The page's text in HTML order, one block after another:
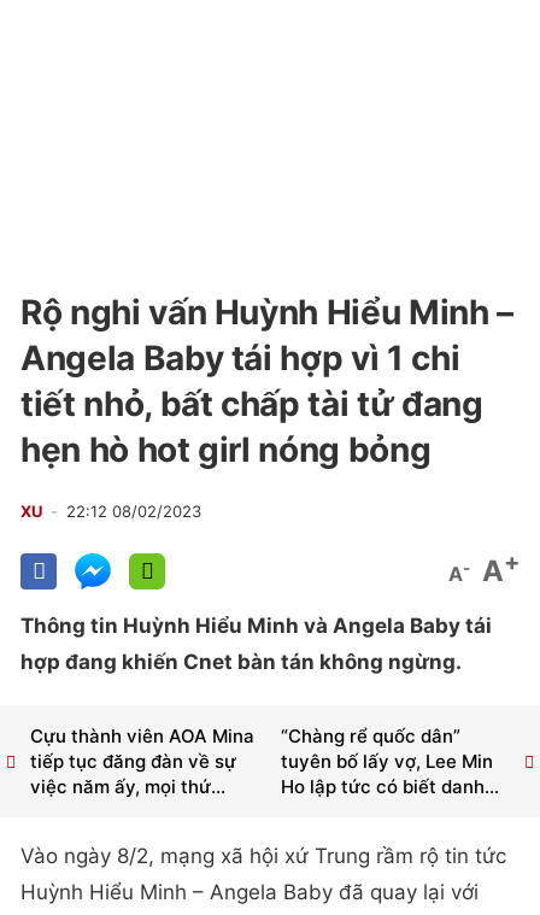
Rộ nghi vấn Huỳnh Hiểu Minh –
Angela Baby tái hợp vì 1 chi
tiết nhỏ, bất chấp tài tử đang
hẹn hò hot girl nóng bỏng
XU 22:12 08/02/2023
A- A+
Thông tin Huỳnh Hiểu Minh và Angela Baby tái
hợp đang khiến Cnet bàn tán không ngừng.
“Chàng rể quốc dân”
tuyên bố lấy vợ, Lee Min
Ho lập tức có biết danh...
Cựu thành viên AOA Mina
tiếp tục đăng đàn về sự
việc năm ấy, mọi thứ...
Vào ngày 8/2, mạng xã hội xứ Trung rầm rộ tin tức
Huỳnh Hiểu Minh – Angela Baby đã quay lại với